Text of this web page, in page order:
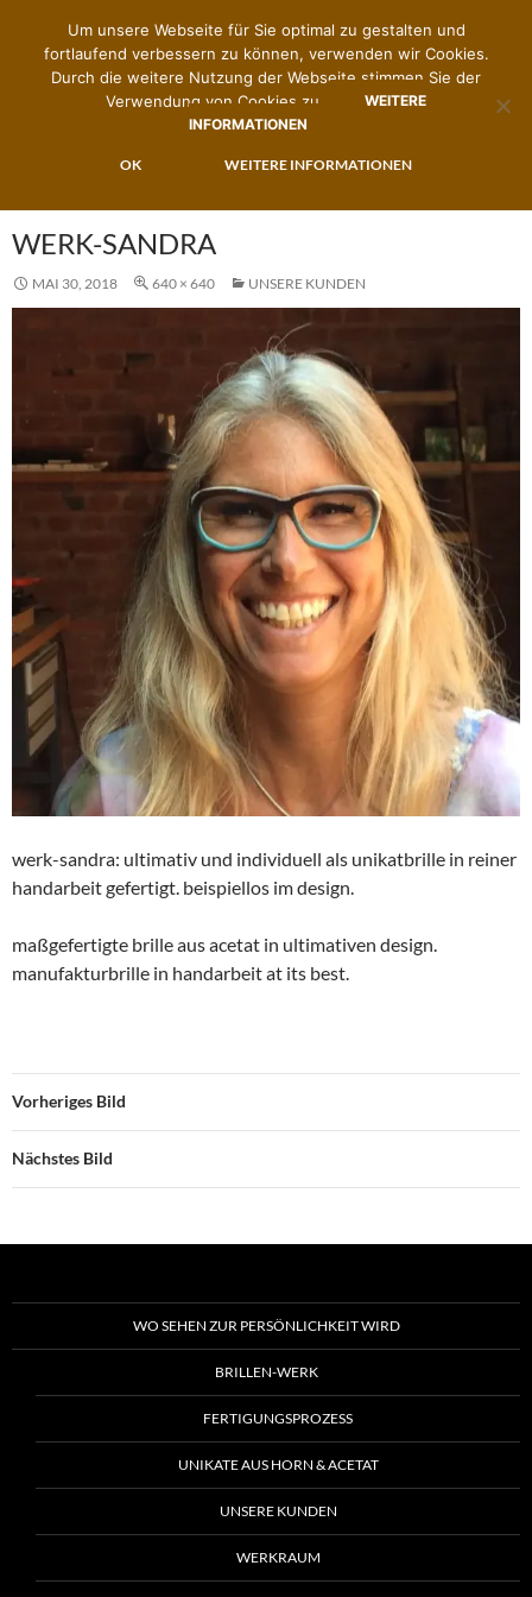
WERK-SANDRA
MAI 30, 2018 640 × 640 UNSERE KUNDEN
werk-sandra: ultimativ und individuell als unikatbrille in reiner
handarbeit gefertigt. beispiellos im design.
maßgefertigte brille aus acetat in ultimativen design.
manufakturbrille in handarbeit at its best.
Vorheriges Bild
Nächstes Bild
WO SEHEN ZUR PERSÖNLICHKEIT WIRD
BRILLEN-WERK
FERTIGUNGSPROZESS
UNIKATE AUS HORN & ACETAT
UNSERE KUNDEN
WERKRAUM
Um unsere Webseite für Sie optimal zu gestalten und
fortlaufend verbessern zu können, verwenden wir Cookies.
Durch die weitere Nutzung der Webseite stimmen Sie der
Verwendung von Cookies zu.
WEITERE
INFORMATIONEN
OK WEITERE INFORMATIONEN